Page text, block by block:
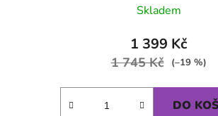
Skladem
1 399 Kč
1 745 Kč (–19 %)
DO